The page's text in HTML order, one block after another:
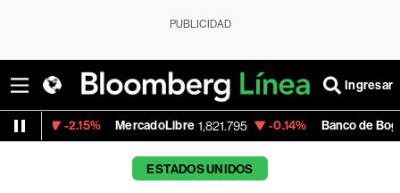
PUBLICIDAD
Ingresar
MercadoLibre 1,821.795 -0.14% Banco de Bogota
ESTADOS UNIDOS